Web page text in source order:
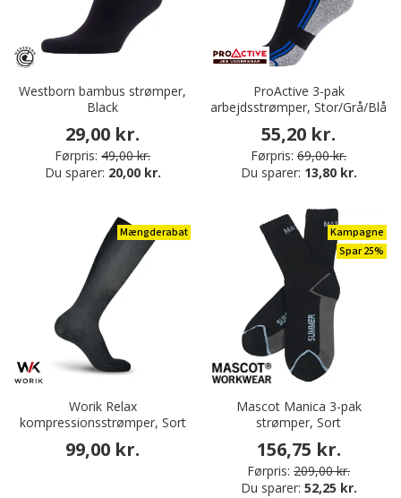
Westborn bambus strømper,
Black
29,00 kr.
Førpris: 49,00 kr.
Du sparer: 20,00 kr.
ProActive 3-pak
arbejdsstrømper, Stor/Grå/Blå
55,20 kr.
Førpris: 69,00 kr.
Du sparer: 13,80 kr.
Mængderabat
Worik Relax
kompressionsstrømper, Sort
99,00 kr.
Kampagne
Spar 25%
Mascot Manica 3-pak
strømper, Sort
156,75 kr.
Førpris: 209,00 kr.
Du sparer: 52,25 kr.